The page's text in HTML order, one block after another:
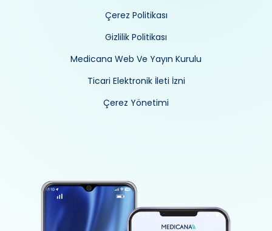
Çerez Politikası
Gizlilik Politikası
Medicana Web Ve Yayın Kurulu
Ticari Elektronik İleti İzni
Çerez Yönetimi